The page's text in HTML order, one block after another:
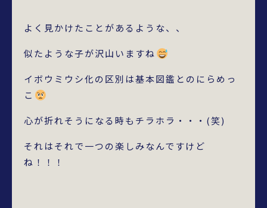
よく見かけたことがあるような、、
似たような子が沢山いますね
イボウミウシ化の区別は基本図鑑とのにらめっ
こ
心が折れそうになる時もチラホラ・・・(笑)
それはそれで一つの楽しみなんですけど
ね！！！